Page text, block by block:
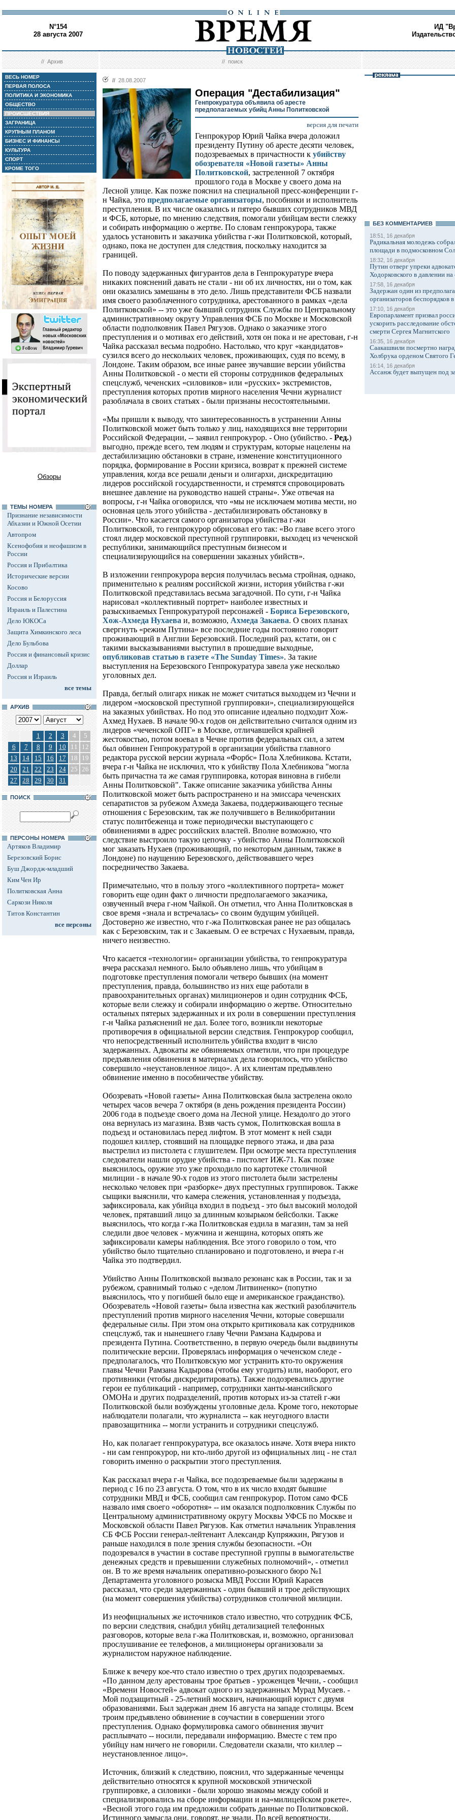
N°154
28 августа 2007
ИД
//Архив //поиск
ВЕСЬ НОМЕР
ПЕРВАЯ ПОЛОСА
ПОЛИТИКА И ЭКОНОМИКА
ОБЩЕСТВО
ПРОИСШЕСТВИЯ
ЗАГРАНИЦА
КРУПНЫМ ПЛАНОМ
БИЗНЕС И ФИНАНСЫ
КУЛЬТУРА
СПОРТ
КРОМЕ ТОГО
Обзоры
ТЕМЫ НОМЕРА
Признание независимости
Абхазии и Южной Осетии
Автопром
Ксенофобия и неофашизм в
России
Россия и Прибалтика
Исторические версии
Косово
Россия и Белоруссия
Израиль и Палестина
Дело ЮКОСа
Защита Химкинского леса
Дело Бульбова
Россия и финансовый кризис
Доллар
Россия и Израиль
все темы
АРХИВ
1 2 3 4
5
6
7 8 9 10 11
12
13
14 15 16 17 18
19
20
21 22 23 24 25 26
27
28 29 30 31
ПОИСК
ПЕРСОНЫ НОМЕРА
Артяков Владимир
Березовский Борис
Буш Джордж-младший
Ким Чен Ир
Политковская Анна
Саркози Николя
Титов Константин
все персоны
// 28.08.2007
Операция "Дестабилизация"
Генпрокуратура объявила об аресте
предполагаемых убийц Анны Политковской
версия для печати
Генпрокурор Юрий Чайка вчера доложил
президенту Путину об аресте десяти человек,
подозреваемых в причастности к убийству
обозревателя «Новой газеты» Анны
Политковской, застреленной 7 октября
прошлого года в Москве у своего дома на
Лесной улице. Как позже пояснил на специальной пресс-конференции г-
н Чайка, это предполагаемые организаторы, пособники и исполнитель
преступления. В их числе оказались и пятеро бывших сотрудников МВД
и ФСБ, которые, по мнению следствия, помогали убийцам вести слежку
и собирать информацию о жертве. По словам генпрокурора, также
удалось установить и заказчика убийства г-жи Политковской, который,
однако, пока не доступен для следствия, поскольку находится за
границей.
По поводу задержанных фигурантов дела в Генпрокуратуре вчера
никаких пояснений давать не стали - ни об их личностях, ни о том, как
они оказались замешаны в это дело. Лишь представители ФСБ назвали
имя своего разоблаченного сотрудника, арестованного в рамках «дела
Политковской» -- это уже бывший сотрудник Службы по Центральному
административному округу Управления ФСБ по Москве и Московской
области подполковник Павел Рягузов. Однако о заказчике этого
преступления и о мотивах его действий, хотя он пока и не арестован, г-н
Чайка рассказал весьма подробно. Настолько, что круг «кандидатов»
сузился всего до нескольких человек, проживающих, судя по всему, в
Лондоне. Таким образом, все иные ранее звучавшие версии убийства
Анны Политковской - о мести ей стороны сотрудников федеральных
спецслужб, чеченских «силовиков» или «русских» экстремистов,
преступления которых против мирного населения Чечни журналист
разоблачала в своих статьях - были признаны несостоятельными.
«Мы пришли к выводу, что заинтересованность в устранении Анны
Политковской может быть только у лиц, находящихся вне территории
Российской Федерации, -- заявил генпрокурор. - Оно (убийство. - Ред.)
выгодно, прежде всего, тем людям и структурам, которые нацелены на
дестабилизацию обстановки в стране, изменение конституционного
порядка, формирование в России кризиса, возврат к прежней системе
управления, когда все решали деньги и олигархи, дискредитацию
лидеров российской государственности, и стремятся спровоцировать
внешнее давление на руководство нашей страны». Уже отвечая на
вопросы, г-н Чайка оговорился, что «мы не исключаем мотива мести, но
основная цель этого убийства - дестабилизировать обстановку в
России». Что касается самого организатора убийства г-жи
Политковской, то генпрокурор обрисовал его так: «Во главе всего этого
стоял лидер московской преступной группировки, выходец из чеченской
республики, занимающийся преступным бизнесом и
специализирующийся на совершении заказных убийств».
В изложении генпрокурора версия получилась весьма стройная, однако,
применительно к реалиям российской жизни, история убийства г-жи
Политковской представилась весьма загадочной. По сути, г-н Чайка
нарисовал «коллективный портрет» наиболее известных и
разыскиваемых Генпрокуратурой персонажей - Бориса Березовского,
Хож-Ахмеда Нухаева и, возможно, Ахмеда Закаева. О своих планах
свергнуть «режим Путина» все последние годы постоянно говорит
проживающий в Англии Березовский. Последний раз, кстати, он с
такими высказываниями выступил в прошедшие выходные,
опубликовав статью в газете «The Sunday Times». За такие
выступления на Березовского Генпрокуратура завела уже несколько
уголовных дел.
Правда, беглый олигарх никак не может считаться выходцем из Чечни и
лидером «московской преступной группировки», специализирующейся
на заказных убийствах. Но под это описание идеально подходит Хож-
Ахмед Нухаев. В начале 90-х годов он действительно считался одним из
лидеров «чеченской ОПГ» в Москве, отличавшейся крайней
жестокостью, потом воевал в Чечне против федеральных сил, а затем
был обвинен Генпрокуратурой в организации убийства главного
редактора русской версии журнала «Форбс» Пола Хлебникова. Кстати,
вчера г-н Чайка не исключил, что к убийству Пола Хлебникова "могла
быть причастна та же самая группировка, которая виновна в гибели
Анны Политковской". Также описание заказчика убийства Анны
Политковской может быть распространено и на эмиссара чеченских
сепаратистов за рубежом Ахмеда Закаева, поддерживающего тесные
отношения с Березовским, так же получившего в Великобритании
статус политбеженца и тоже периодически выступающего с
обвинениями в адрес российских властей. Вполне возможно, что
следствие выстроило такую цепочку - убийство Анны Политковской
мог заказать Нухаев (проживающий, по некоторым данным, также в
Лондоне) по наущению Березовского, действовавшего через
посредничество Закаева.
Примечательно, что в пользу этого «коллективного портрета» может
говорить еще один факт о личности предполагаемого заказчика,
озвученный вчера г-ном Чайкой. Он отметил, что Анна Политковская в
свое время «знала и встречалась» со своим будущим убийцей.
Достоверно же известно, что г-жа Политковская ранее не раз общалась
как с Березовским, так и с Закаевым. О ее встречах с Нухаевым, правда,
ничего неизвестно.
Что касается «технологии» организации убийства, то генпрокуратура
вчера рассказал немного. Было объявлено лишь, что убийцам в
подготовке преступления помогали четверо бывших (на момент
преступления, правда, большинство из них еще работали в
правоохранительных органах) милиционеров и один сотрудник ФСБ,
которые вели слежку и собирали информацию о жертве. Относительно
остальных пятерых задержанных и их роли в совершении преступления
г-н Чайка разъяснений не дал. Более того, возникли некоторые
противоречия в официальной версии следствия. Генпрокурор сообщил,
что непосредственный исполнитель убийства входит в число
задержанных. Адвокаты же обвиняемых отметили, что при процедуре
предъявления обвинения в материалах дела говорилось, что убийство
совершило «неустановленное лицо». А их клиентам предъявлено
обвинение именно в пособничестве убийству.
Обозревать «Новой газеты» Анна Политковская была застрелена около
четырех часов вечера 7 октября (в день рождения президента России)
2006 года в подъезде своего дома на Лесной улице. Незадолго до этого
она вернулась из магазина. Взяв часть сумок, Политковская вошла в
подъезд и остановилась перед лифтом. В этот момент к ней сзади
подошел киллер, стоявший на площадке первого этажа, и два раза
выстрелил из пистолета с глушителем. При осмотре места преступления
следователи нашли орудие убийства - пистолет ИЖ-71. Как позже
выяснилось, оружие это уже проходило по картотеке столичной
милиции - в начале 90-х годов из этого пистолета были застрелены
несколько человек при «разборке» двух преступных группировок. Также
сыщики выяснили, что камера слежения, установленная у подъезда,
зафиксировала, как убийца входил в подъезд - это был высокий молодой
человек, прятавший лицо за длинным козырьком бейсболки. Также
выяснилось, что когда г-жа Политковская ездила в магазин, там за ней
следили двое человек - мужчина и женщина, которых опять же
зафиксировали камеры наблюдения. Все этого говорило о том, что
убийство было тщательно спланировано и подготовлено, и вчера г-н
Чайка это подтвердил.
Убийство Анны Политковской вызвало резонанс как в России, так и за
рубежом, сравнимый только с «делом Литвиненко» (попутно
выяснилось, что у погибшей было еще и американское гражданство).
Обозреватель «Новой газеты» была известна как жесткий разоблачитель
преступлений против мирного населения Чечни, которые совершали
федеральные силы. При этом она открыто критиковала как сотрудников
спецслужб, так и нынешнего главу Чечни Рамзана Кадырова и
президента Путина. Соответственно, в первую очередь были выдвинуты
политические версии. Проверялась информация о чеченском следе -
предполагалось, что Политковскую мог устранить кто-то окружения
главы Чечни Рамзана Кадырова (чтобы ему угодить) или, наоборот, его
противники (чтобы дискредитировать). Также подозревались другие
герои ее публикаций - например, сотрудники ханты-мансийского
ОМОНа и других подразделений, против которых из-за статей г-жи
Политковской были возбуждены уголовные дела. Кроме того, некоторые
наблюдатели полагали, что журналиста -- как неугодного власти
правозащитника -- могли устранить и сотрудники спецслужб.
Но, как полагает генпрокуратура, все оказалось иначе. Хотя вчера никто
- ни сам генпрокурор, ни кто-либо другой из официальных лиц - не стал
говорить именно о раскрытии этого преступления.
Как рассказал вчера г-н Чайка, все подозреваемые были задержаны в
период с 16 по 23 августа. О том, что в их число входят бывшие
сотрудники МВД и ФСБ, сообщил сам генпрокурор. Потом само ФСБ
назвало имя своего «оборотня» -- им оказался подполковник Службы по
Центральному административному округу Москвы УФСБ по Москве и
Московской области Павел Рягузов. Как отметил начальник Управления
СБ ФСБ России генерал-лейтенант Александр Купряжкин, Рягузов и
раньше находился в поле зрения службы безопасности. «Он
подозревался в участии в составе преступной группы в вымогательстве
денежных средств и превышении служебных полномочий», - отметил
он. В то же время начальник оперативно-розыскного бюро №1
Департамента уголовного розыска МВД России Юрий Карасев
рассказал, что среди задержанных - один бывший и трое действующих
(на момент совершения убийства) сотрудников столичной милиции.
Из неофициальных же источников стало известно, что сотрудник ФСБ,
по версии следствия, снабдил убийц детализацией телефонных
разговоров, которые вела г-жа Политковская, и, возможно, организовал
прослушивание ее телефонов, а милиционеры организовали за
журналистом наружное наблюдение.
Ближе к вечеру кое-что стало известно о трех других подозреваемых.
«По данном делу арестованы трое братьев - уроженцев Чечни, - сообщил
«Времени Новостей» адвокат одного из задержанных Мурад Мусаев. -
Мой подзащитный - 25-летний москвич, начинающий юрист с двумя
образованиями. Был задержан днем 16 августа на западе столицы. Всем
троим предъявлено обвинение в соучастии в совершении этого
преступления. Однако формулировка самого обвинения звучит
расплывчато -- носили, передавали информацию. Вместе с тем про
убийцу нам ничего не говорили. Следователи сказали, что киллер --
неустановленное лицо».
Источник, близкий к следствию, пояснил, что задержанные чеченцы
действительно относятся к крупной московской этнической
группировке, а силовики - были хорошо знакомы между собой и
специализировались на сборе информации и на«милицейском рэкете».
«Весной этого года им предложили собрать данные по Политковской.
Истинного замысла они, говорят, не знали. По всей вероятности,
БЕЗ КОМMЕНТАРИЕВ
18:51, 16 декабря
Радикальная молодежь
площади в подмосковном
18:32, 16 декабря
Путин отверг упреки
Ходорковского в давлении на
17:58, 16 декабря
Задержан один из
организаторов беспорядков
17:10, 16 декабря
Европарламент призвал
ускорить расследование
смерти Сергея Магнитского
16:35, 16 декабря
Саакашвили посмертно
Холбрука орденом Святого
16:14, 16 декабря
Ассанж будет выпущен под